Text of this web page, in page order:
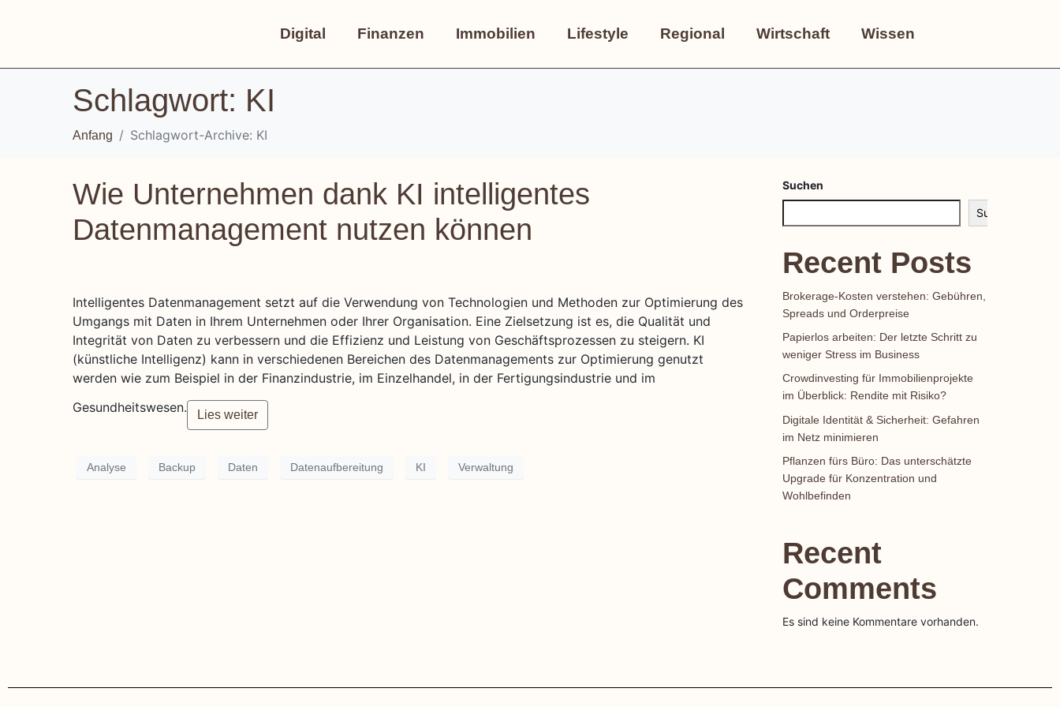
Digital Finanzen Immobilien Lifestyle Regional Wirtschaft Wissen
Schlagwort: KI
Anfang Schlagwort-Archive: KI
Wie Unternehmen dank KI intelligentes
Datenmanagement nutzen können
Intelligentes Datenmanagement setzt auf die Verwendung von Technologien und Methoden zur Optimierung des
Umgangs mit Daten in Ihrem Unternehmen oder Ihrer Organisation. Eine Zielsetzung ist es, die Qualität und
Integrität von Daten zu verbessern und die Effizienz und Leistung von Geschäftsprozessen zu steigern. KI
(künstliche Intelligenz) kann in verschiedenen Bereichen des Datenmanagements zur Optimierung genutzt
werden wie zum Beispiel in der Finanzindustrie, im Einzelhandel, in der Fertigungsindustrie und im
Gesundheitswesen.
Lies weiter
Analyse Backup Daten Datenaufbereitung KI Verwaltung
Suchen
Suchen
Recent Posts
Brokerage-Kosten verstehen: Gebühren,
Spreads und Orderpreise
Papierlos arbeiten: Der letzte Schritt zu
weniger Stress im Business
Crowdinvesting für Immobilienprojekte
im Überblick: Rendite mit Risiko?
Digitale Identität & Sicherheit: Gefahren
im Netz minimieren
Pflanzen fürs Büro: Das unterschätzte
Upgrade für Konzentration und
Wohlbefinden
Recent
Comments
Es sind keine Kommentare vorhanden.